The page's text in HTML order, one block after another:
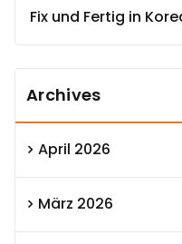
Fix und Fertig in
Archives
April 2026
März 2026